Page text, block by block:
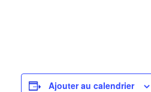
Ajouter au calendrier